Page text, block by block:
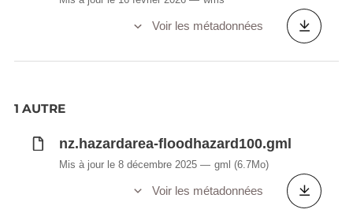
Voir les métadonnées
1 AUTRE
nz.hazardarea-floodhazard100.gml
Mis à jour le 8 décembre 2025 gml (6.7Mo)
Voir les métadonnées